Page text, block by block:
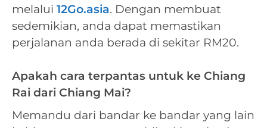
melalui 12Go.asia. Dengan membuat
sedemikian, anda dapat memastikan
perjalanan anda berada di sekitar RM20.
Apakah cara terpantas untuk ke Chiang
Rai dari Chiang Mai?
Memandu dari bandar ke bandar yang lain